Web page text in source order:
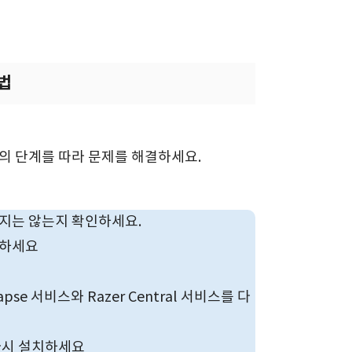
단계를 따라 문제를 해결하세요.
는 않는지 확인하세요.
세요
서비스와 Razer Central 서비스를 다
설치하세요